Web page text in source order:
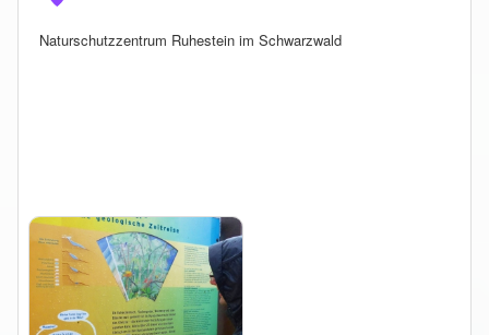
Naturschutzzentrum Ruhestein im Schwarzwald